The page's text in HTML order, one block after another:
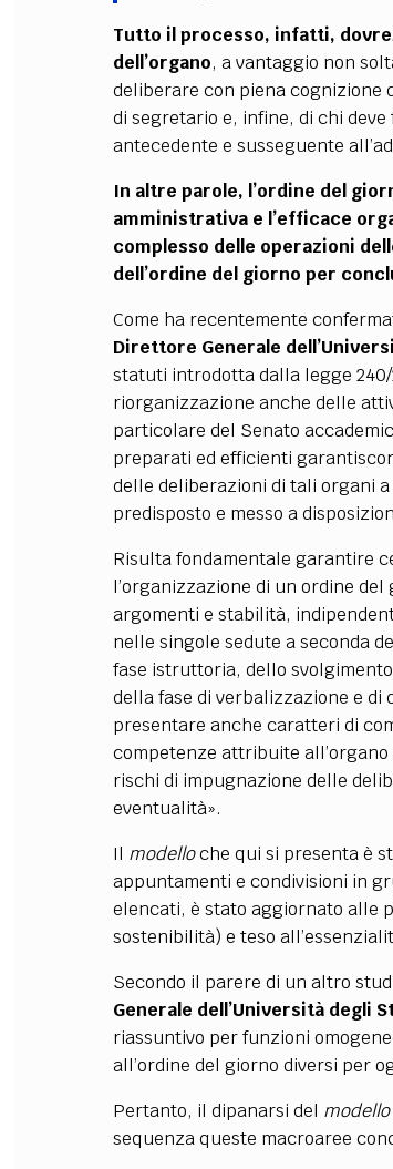
Tutto il processo, infatti,
dell’organo, a vantaggio non
deliberare con piena cognizione
di segretario e, infine, di chi
antecedente e susseguente
In altre parole, l’ordine del
amministrativa e l’efficace
complesso delle operazioni
dell’ordine del giorno per
Come ha recentemente
Direttore Generale
statuti introdotta dalla legge
riorganizzazione anche delle
particolare del Senato
preparati ed efficienti
delle deliberazioni di tali organi
predisposto e messo a
Risulta fondamentale garantire
l’organizzazione di un ordine
argomenti e stabilità,
nelle singole sedute a seconda
fase istruttoria, dello
della fase di verbalizzazione e di
presentare anche caratteri di
competenze attribuite
rischi di impugnazione delle
eventualità».
Il modelloche qui si presenta è
appuntamenti e condivisioni in
elencati, è stato aggiornato alle
sostenibilità) e teso
Secondo il parere di un altro
Generale dell’Università degli
riassuntivo per funzioni
all’ordine del giorno diversi per
Pertanto, il dipanarsi del modello
sequenza queste macroaree